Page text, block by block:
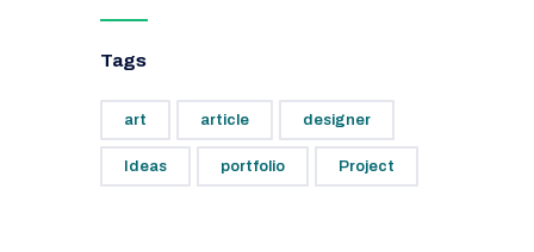
Tags
art article designer
Ideas portfolio Project